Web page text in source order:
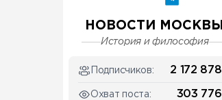
НОВОСТИ МОСКВЫ
История и философия
Подписчиков: 2 172 878
Охват поста: 303 776